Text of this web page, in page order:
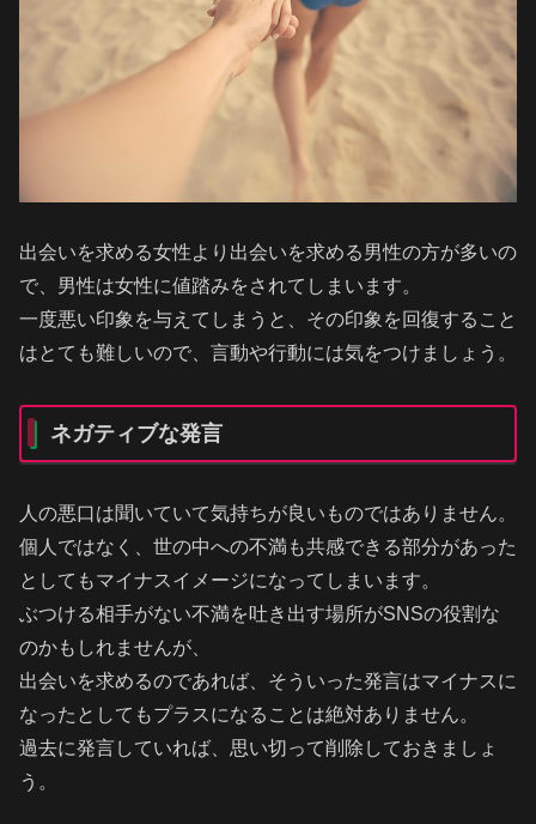
出会いを求める女性より出会いを求める男性の方が多いの
で、男性は女性に値踏みをされてしまいます。
一度悪い印象を与えてしまうと、その印象を回復すること
はとても難しいので、言動や行動には気をつけましょう。
ネガティブな発言
人の悪口は聞いていて気持ちが良いものではありません。
個人ではなく、世の中への不満も共感できる部分があった
としてもマイナスイメージになってしまいます。
ぶつける相手がない不満を吐き出す場所がSNSの役割な
のかもしれませんが、
出会いを求めるのであれば、そういった発言はマイナスに
なったとしてもプラスになることは絶対ありません。
過去に発言していれば、思い切って削除しておきましょ
う。